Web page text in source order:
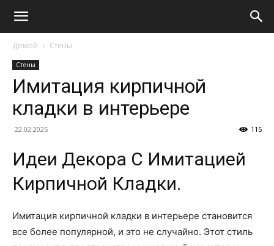
Домой Стены
Стены
Имитация кирпичной
кладки в интерьере
22.02.2025 115
Идеи Декора С Имитацией
Кирпичной Кладки.
Имитация кирпичной кладки в интерьере становится
все более популярной, и это не случайно. Этот стиль